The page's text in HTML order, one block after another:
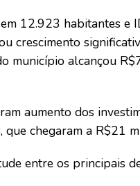
12.923 habitantes e
crescimento
município alcançou
aumento dos
que chegaram a R$21
entre os principais